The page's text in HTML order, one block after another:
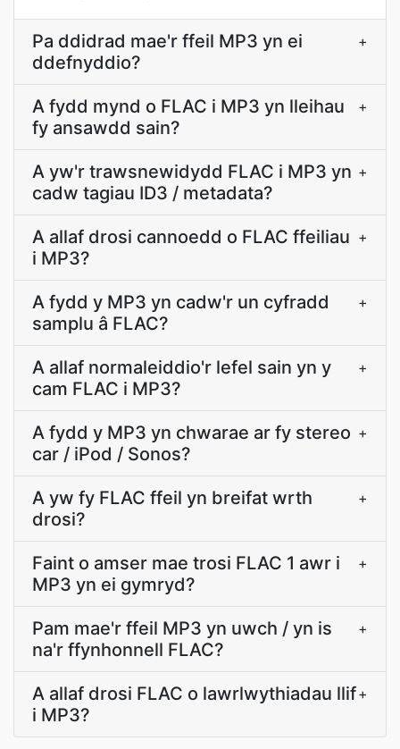
Pa ddidrad mae'r ffeil MP3 yn ei
ddefnyddio?
+
A fydd mynd o FLAC i MP3 yn lleihau
fy ansawdd sain?
+
A yw'r trawsnewidydd FLAC i MP3 yn
cadw tagiau ID3 / metadata?
+
A allaf drosi cannoedd o FLAC ffeiliau
i MP3?
+
A fydd y MP3 yn cadw'r un cyfradd
samplu â FLAC?
+
A allaf normaleiddio'r lefel sain yn y
cam FLAC i MP3?
+
A fydd y MP3 yn chwarae ar fy stereo
car / iPod / Sonos?
+
A yw fy FLAC ffeil yn breifat wrth
drosi?
+
Faint o amser mae trosi FLAC 1 awr i
MP3 yn ei gymryd?
+
Pam mae'r ffeil MP3 yn uwch / yn is
na'r ffynhonnell FLAC?
+
A allaf drosi FLAC o lawrlwythiadau llif
i MP3?
+